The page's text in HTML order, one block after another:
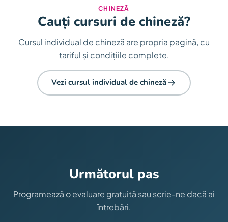
CHINEZĂ
Cauți cursuri de chineză?
Cursul individual de chineză are propria pagină, cu
tariful și condițiile complete.
Vezi cursul individual de chineză
Următorul pas
Programează o evaluare gratuită sau scrie-ne dacă ai
întrebări.